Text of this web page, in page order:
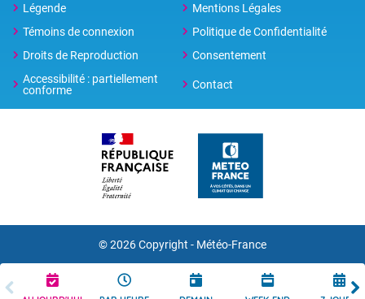
Légende
Mentions Légales
Témoins de connexion
Politique de Confidentialité
Droits de Reproduction
Consentement
Accessibilité : partiellement
conforme
Contact
© 2026 Copyright - Météo-France